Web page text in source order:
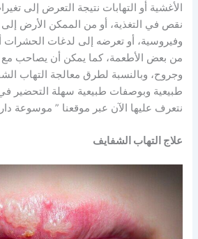
الأغشية أو التهابات نتيجة التعرض إلى
نقص في التغذية، أو من الممكن الأرض إلى
وفيروسية، أو تعرضه إلى لدغات الحشرات
من بعض الأطعمة، كما يمكن أن يصاحب مع
وجروح، وبالنسبة لطرق معالجة التهاب
طبيعية وبوصفات طبيعية سهلة التحضير
نتعرف عليها الآن عبر موقعنا ” موسوعة
علاج التهاب الشفايف